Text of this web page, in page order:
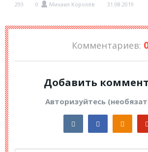
293 0 Михаил Королёв 31.08.2019
Комментариев:
Добавить
Авторизуйтесь